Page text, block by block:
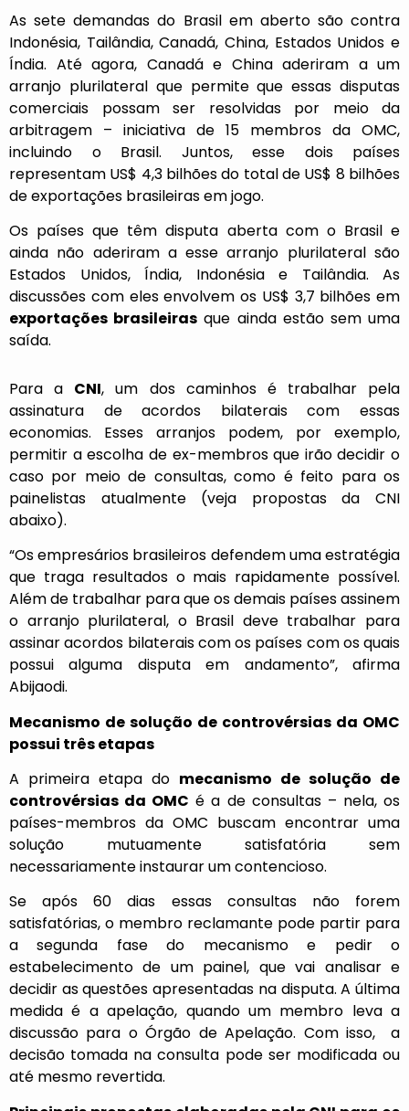
As sete demandas do Brasil em aberto são contra
Indonésia, Tailândia, Canadá, China, Estados Unidos e
Índia. Até agora, Canadá e China aderiram a um
arranjo plurilateral que permite que essas disputas
comerciais possam ser resolvidas por meio da
arbitragem – iniciativa de 15 membros da OMC,
incluindo o Brasil. Juntos, esse dois países
representam US$ 4,3 bilhões do total de US$ 8 bilhões
de exportações brasileiras em jogo.
Os países que têm disputa aberta com o Brasil e
ainda não aderiram a esse arranjo plurilateral são
Estados Unidos, Índia, Indonésia e Tailândia. As
discussões com eles envolvem os US$ 3,7 bilhões em
exportações brasileiras que ainda estão sem uma
saída.
Para a CNI, um dos caminhos é trabalhar pela
assinatura de acordos bilaterais com essas
economias. Esses arranjos podem, por exemplo,
permitir a escolha de ex-membros que irão decidir o
caso por meio de consultas, como é feito para os
painelistas atualmente (veja propostas da CNI
abaixo).
“Os empresários brasileiros defendem uma estratégia
que traga resultados o mais rapidamente possível.
Além de trabalhar para que os demais países assinem
o arranjo plurilateral, o Brasil deve trabalhar para
assinar acordos bilaterais com os países com os quais
possui alguma disputa em andamento”, afirma
Abijaodi.
Mecanismo de solução de controvérsias da OMC
possui três etapas
A primeira etapa do mecanismo de solução de
controvérsias da OMC é a de consultas – nela, os
países-membros da OMC buscam encontrar uma
solução mutuamente satisfatória sem
necessariamente instaurar um contencioso.
Se após 60 dias essas consultas não forem
satisfatórias, o membro reclamante pode partir para
a segunda fase do mecanismo e pedir o
estabelecimento de um painel, que vai analisar e
decidir as questões apresentadas na disputa. A última
medida é a apelação, quando um membro leva a
discussão para o Órgão de Apelação. Com isso, a
decisão tomada na consulta pode ser modificada ou
até mesmo revertida.